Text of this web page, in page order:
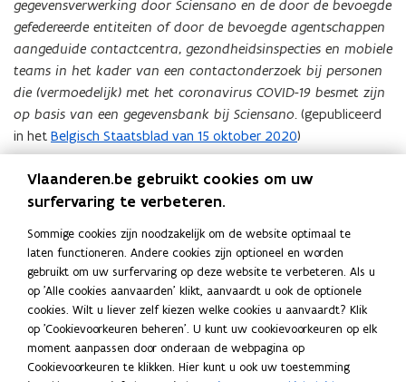
r
gegevensverwerking door Sciensano en de door de bevoegde
gefedereerde entiteiten of door de bevoegde agentschappen
aangeduide contactcentra, gezondheidsinspecties en mobiele
teams in het kader van een contactonderzoek bij personen
die (vermoedelijk) met het coronavirus COVID-19 besmet zijn
op basis van een gegevensbank bij Sciensano. (gepubliceerd
in het Belgisch Staatsblad van 15 oktober 2020)
Zie ook hetadvies wetgeving VTC nr. 2020/37 van 14
september 2020 van de Vlaamse Toezichtcommissie over het
Federale staat, de Vlaamse Gemeenschap, het Waalse Gewest,
de Duitstalige Gemeenschap en de Gemeenschappelijke
Gemeenschapscommissie betreffende de digitale
contactopsporingsapplicatie(s). (gepubliceerd in hetBelgisch
Staatsblad van 15 oktober 2020)
Andere adviezen en aanbevelingen
Vlaanderen.be gebruikt cookies om uw
surfervaring te verbeteren.
Sommige cookies zijn noodzakelijk om de website optimaal te
laten functioneren. Andere cookies zijn optioneel en worden
gebruikt om uw surfervaring op deze website te verbeteren. Als u
op 'Alle cookies aanvaarden' klikt, aanvaardt u ook de optionele
cookies. Wilt u liever zelf kiezen welke cookies u aanvaardt? Klik
op 'Cookievoorkeuren beheren'. U kunt uw cookievoorkeuren op elk
moment aanpassen door onderaan de webpagina op
Cookievoorkeuren te klikken. Hier kunt u ook uw toestemming